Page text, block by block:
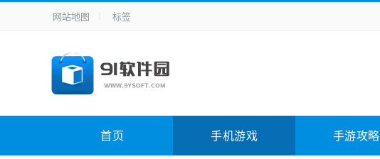
手机应用
手机游戏 H5游戏
电脑软件 其它类别 图形软件 安全相关
未分类 综合其它
网站地图 标签
首页 手机游戏 手游攻略